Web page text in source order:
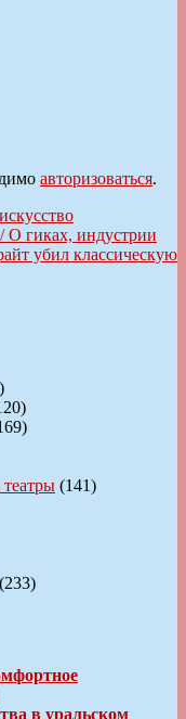
авторизоваться.
О гиках, индустрии
убил классическую
(141)
(233)
в уральском